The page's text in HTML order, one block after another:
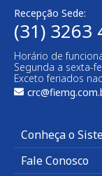
Recepção Sede:
(31) 3263
Horário de
Segunda a sexta-
Exceto feriados
Conheça o
Fale Conosco